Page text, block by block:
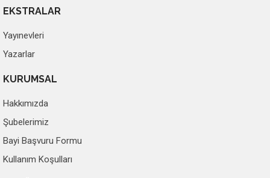
EKSTRALAR
Yayınevleri
Yazarlar
KURUMSAL
Hakkımızda
Şubelerimiz
Bayi Başvuru Formu
Kullanım Koşulları